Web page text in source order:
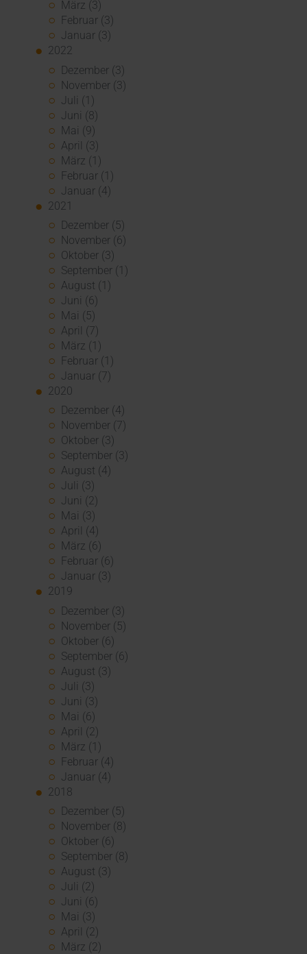
März (3)
Februar (3)
Januar (3)
2022
Dezember (3)
November (3)
Juli (1)
Juni (8)
Mai (9)
April (3)
März (1)
Februar (1)
Januar (4)
2021
Dezember (5)
November (6)
Oktober (3)
September (1)
August (1)
Juni (6)
Mai (5)
April (7)
März (1)
Februar (1)
Januar (7)
2020
Dezember (4)
November (7)
Oktober (3)
September (3)
August (4)
Juli (3)
Juni (2)
Mai (3)
April (4)
März (6)
Februar (6)
Januar (3)
2019
Dezember (3)
November (5)
Oktober (6)
September (6)
August (3)
Juli (3)
Juni (3)
Mai (6)
April (2)
März (1)
Februar (4)
Januar (4)
2018
Dezember (5)
November (8)
Oktober (6)
September (8)
August (3)
Juli (2)
Juni (6)
Mai (3)
April (2)
März (2)